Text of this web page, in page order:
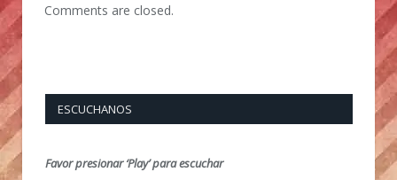
Comments are closed.
ESCUCHANOS
Favor presionar ‘Play’ para escuchar